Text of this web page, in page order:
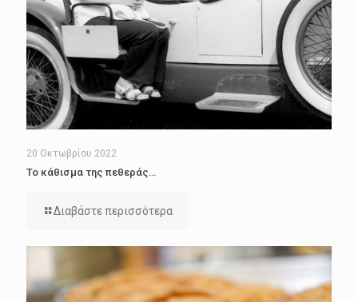
20 Οκτωβρίου 2022
Το κάθισμα της πεθεράς…
Διαβάστε περισσότερα